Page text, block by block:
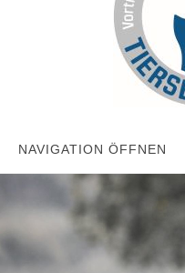
NAVIGATION ÖFFNEN